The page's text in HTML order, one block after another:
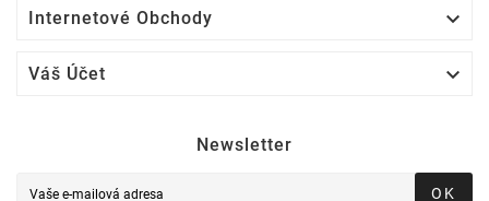
Internetové Obchody 
Váš Účet 
Newsletter
OK